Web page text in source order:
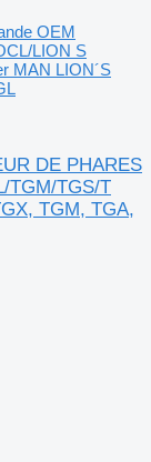
OEM
LION S
MAN LION´S
DE PHARES
TGM/TGS/T
TGM, TGA,